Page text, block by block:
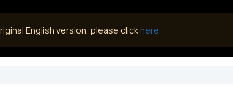
English version, please click here.